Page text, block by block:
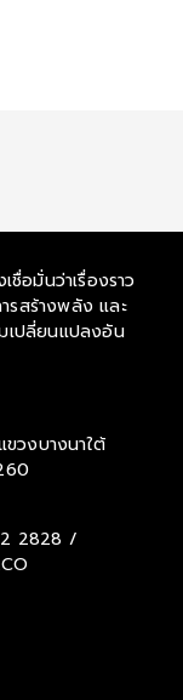
ชื่อมั่นว่าเรื่องราว
รสร้างพลัง และ
เปลี่ยนแปลงอัน
วงบางนาใต้
2828 /